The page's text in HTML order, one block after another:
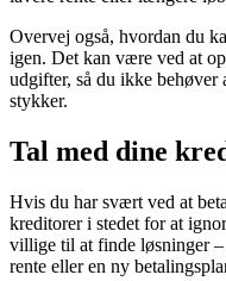
Overvej også, hvordan du
igen. Det kan være ved at
udgifter, så du ikke behøver
stykker.
Tal med dine
Hvis du har svært ved at
kreditorer i stedet for at
villige til at finde løsninger
rente eller en ny